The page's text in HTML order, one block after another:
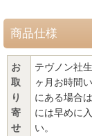
商品仕様
お
取
り
寄
せ
テヴノン社
ヶ月お時間
にある場合
には早めに
い。